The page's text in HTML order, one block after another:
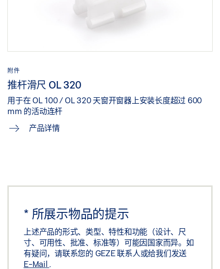
附件
推杆滑尺 OL 320
用于在 OL 100 / OL 320 天窗开窗器上安装长度超过 600
mm 的活动连杆
产品详情
* 所展示物品的提示
上述产品的形式、类型、特性和功能（设计、尺
寸、可用性、批准、标准等）可能因国家而异。如
有疑问，请联系您的 GEZE 联系人或给我们发送
E-Mail